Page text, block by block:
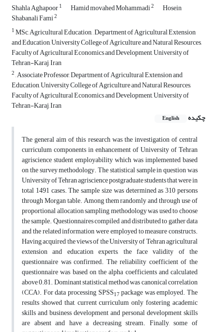
Shahla Aghapoor1 Hamid movahed Mohammadi2 Hosein
Shabanali Fami2
1MSc, Agricultural Education, , Department of Agricultural Extension
and Education, University College of Agriculture and Natural Resources,
Faculty of Agricultural Economics and Development, University of
Tehran-Karaj, Iran
2, Associate Professor, Department of Agricultural Extension and
Education, University College of Agriculture and Natural Resources,
Faculty of Agricultural Economics and Development, University of
Tehran-Karaj, Iran
چکیده
English
The general aim of this research was the investigation of central
curriculum components in enhancement of University of Tehran
agriscience student employability which was implemented based
on the survey methodology. The statistical sample in question was
University of Tehran agriscience postgraduate students that were in
total 1491 cases. The sample size was determined as 310 persons
through Morgan table. Among them randomly and through use of
proportional allocation sampling methodology was used to choose
the sample. Questionnaires compiled and distributed to gather data
and the related information were employed to measure constructs.
Having acquired the views of the University of Tehran agricultural
extension and education experts, the face validity of the
questionnaire was confirmed. The reliability coefficient of the
questionnaire was based on the alpha coefficients and calculated
above 0.81. Dominant statistical method was canonical correlation
(CCA). For data processing SPSS17package was employed. The
results showed that, current curriculum only fostering academic
skills and business development and personal development skills
are absent and have a decreasing stream. Finally, some of